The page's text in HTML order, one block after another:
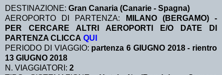
DESTINAZIONE: Gran Canaria (Canarie - Spagna)
AEROPORTO DI PARTENZA:
MILANO (BERGAMO) -
PER CERCARE ALTRI AEROPORTI E/O DATE DI
PARTENZA CLICCA QUI
PERIODO DI VIAGGIO: partenza 6 GIUGNO 2018 - rientro
13 GIUGNO 2018
N. VIAGGIATORI: 2